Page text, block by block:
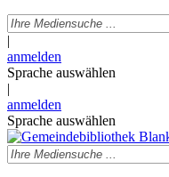
|
anmelden
Sprache auswählen
|
anmelden
Sprache auswählen